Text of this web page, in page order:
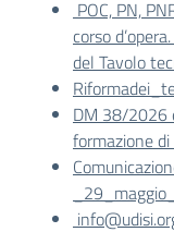
POC, PN,
corso
del Tavolo
DM 38/2026
formazione